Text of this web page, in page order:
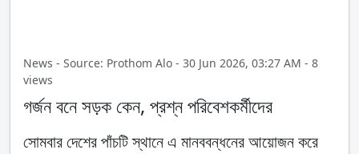
News - Source: Prothom Alo - 30 Jun 2026, 03:27 AM - 8
views
গর্জন বনে সড়ক কেন, প্রশ্ন পরিবেশকর্মীদের
সোমবার দেশের পাঁচটি স্থানে এ মানববন্ধনের আয়োজন করে